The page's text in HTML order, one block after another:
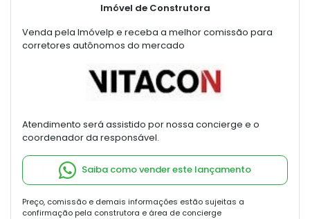
Imóvel de Construtora
Venda pela Imóvelp e receba a melhor comissão para
corretores autônomos do mercado
Atendimento será assistido por nossa concierge e o
coordenador da responsável.
Saiba como vender este lançamento
Preço, comissão e demais informações estão sujeitas a
confirmação pela construtora e área de concierge